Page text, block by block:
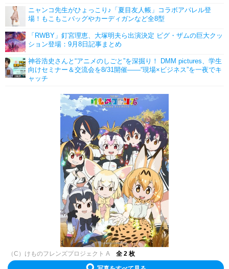
ニャンコ先生がひょっこり♪「夏目友人帳」コラボアパレル登
場！もこもこバッグやカーディガンなど全8型
「RWBY」釘宮理恵、大塚明夫ら出演決定 ビグ・ザムの巨大クッ
ション登場：9月8日記事まとめ
神谷浩史さんと“アニメのしごと”を深掘り！ DMM pictures、学生
向けセミナー＆交流会を8/31開催――“現場×ビジネス”を一夜でキ
ャッチ
（C）けものフレンズプロジェクト A 全 2 枚